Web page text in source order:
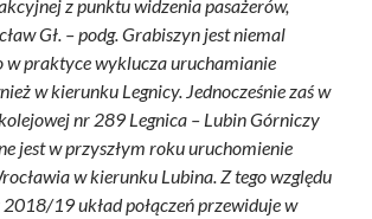
z punktu widzenia pasażerów,
Gł. – podg. Grabiszyn jest niemal
w praktyce wyklucza uruchamianie
w kierunku Legnicy. Jednocześnie zaś w
nr 289 Legnica – Lubin Górniczy
jest w przyszłym roku uruchomienie
w kierunku Lubina. Z tego względu
19 układ połączeń przewiduje w